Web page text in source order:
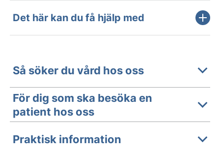
Det här kan du få hjälp med
Så söker du vård hos oss
För dig som ska besöka en
patient hos oss
Praktisk information